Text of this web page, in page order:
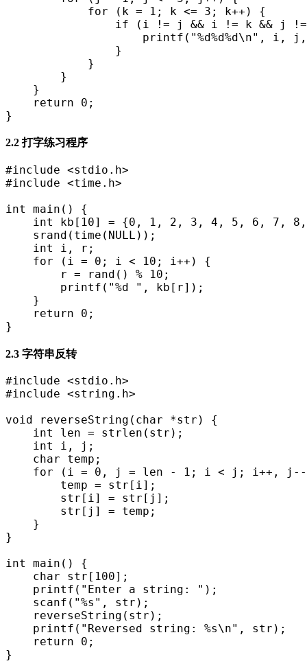
for (k = 1; k <= 3; k++) {
if (i != j && i != k && j !=
printf("%d%d%d\n", i, j,
}
}
}
}
return 0;
}
2.2 打字练习程序
#include <stdio.h>
#include <time.h>
int main() {
int kb[10] = {0, 1, 2, 3, 4, 5, 6, 7,
srand(time(NULL));
int i, r;
for (i = 0; i < 10; i++) {
r = rand() % 10;
printf("%d ", kb[r]);
}
return 0;
}
2.3 字符串反转
#include <stdio.h>
#include <string.h>
void reverseString(char *str) {
int len = strlen(str);
int i, j;
char temp;
for (i = 0, j = len - 1; i < j; i++,
temp = str[i];
str[i] = str[j];
str[j] = temp;
}
}
int main() {
char str[100];
printf("Enter a string: ");
scanf("%s", str);
reverseString(str);
printf("Reversed string: %s\n", str);
return 0;
}